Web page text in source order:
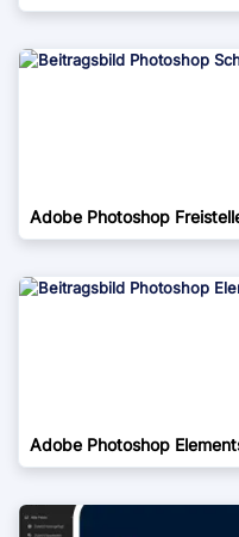
Adobe Photoshop
Adobe Photoshop